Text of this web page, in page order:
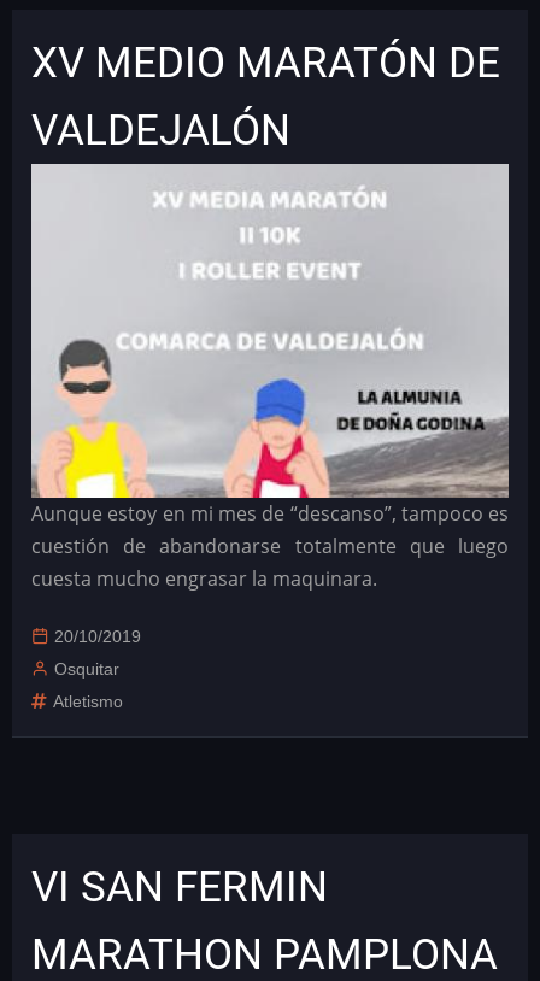
XV MEDIO MARATÓN DE
VALDEJALÓN
Aunque estoy en mi mes de “descanso”, tampoco es
cuestión de abandonarse totalmente que luego
cuesta mucho engrasar la maquinara.
20/10/2019
Osquitar
Atletismo
VI SAN FERMIN
MARATHON PAMPLONA